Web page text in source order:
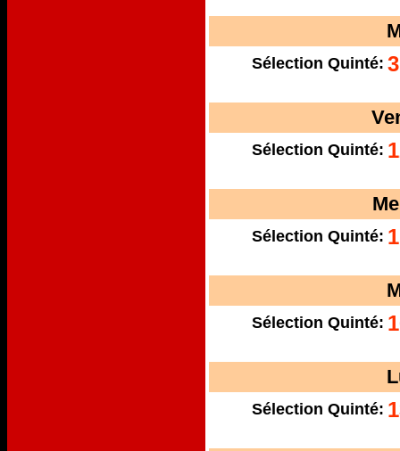
Sélection Quinté:
Sélection Quinté:
Sélection Quinté:
Sélection Quinté:
Sélection Quinté: